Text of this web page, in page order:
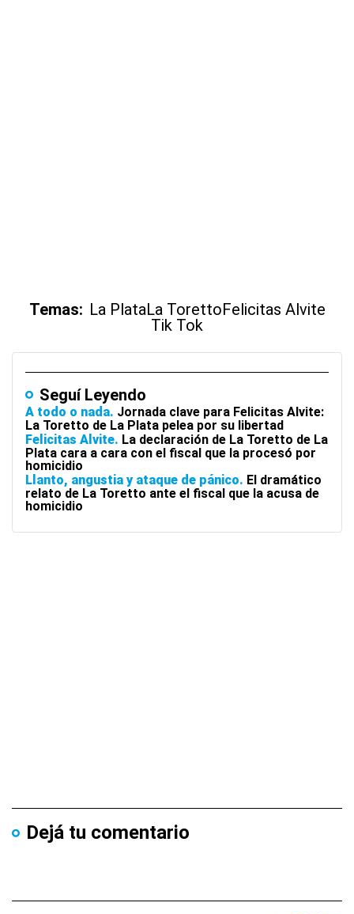
Temas: La PlataLa TorettoFelicitas Alvite
Tik Tok
Seguí Leyendo
A todo o nada Jornada clave para Felicitas Alvite:
La Toretto de La Plata pelea por su libertad
Felicitas Alvite La declaración de La Toretto de La
Plata cara a cara con el fiscal que la procesó por
homicidio
Llanto, angustia y ataque de pánico El dramático
relato de La Toretto ante el fiscal que la acusa de
homicidio
Dejá tu comentario